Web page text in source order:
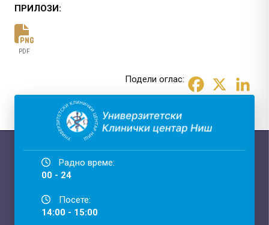
ПРИЛОЗИ:
PDF
Подели оглас:
Радно време:
00 - 24
Посете:
14:00 - 15:00